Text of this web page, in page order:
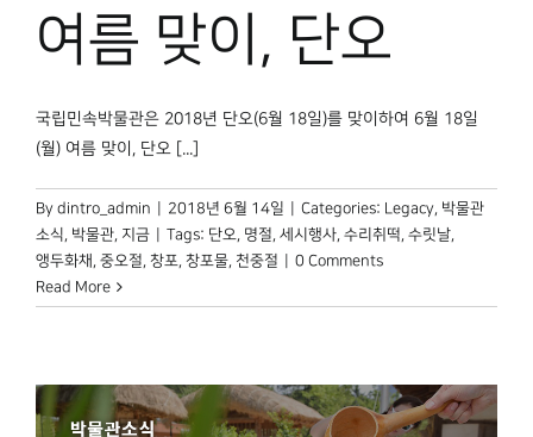
박물관 홈페이지
여름 맞이, 단오
국립민속박물관은 2018년 단오(6월 18일)를 맞이하여 6월 18일
(월) 여름 맞이, 단오 [...]
By dintro_admin 2018년 6월 14일 Categories: Legacy 박물관
소식 박물관, 지금 Tags: 단오 명절 세시행사 수리취떡 수릿날
앵두화채 중오절 창포 창포물 천중절
0 Comments
Read More